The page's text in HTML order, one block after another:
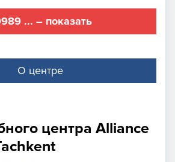
... – показать
О центре
центра Alliance